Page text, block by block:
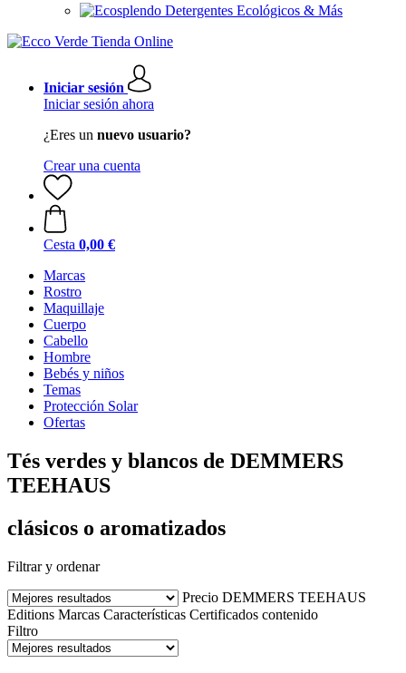
Detergentes Ecológicos & Más
Iniciar sesión
Iniciar sesión ahora
¿Eres un nuevo usuario?
Crear una cuenta
Cesta 0,00 €
Marcas
Rostro
Maquillaje
Cuerpo
Cabello
Hombre
Bebés y niños
Temas
Protección Solar
Ofertas
Tés verdes y blancos de DEMMERS
TEEHAUS
clásicos o aromatizados
Filtrar y ordenar
Precio DEMMERS TEEHAUS
Editions Marcas Características Certificados contenido
Filtro